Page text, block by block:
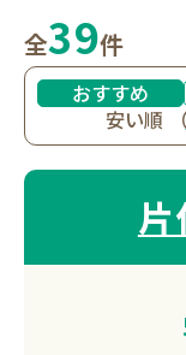
全39件
おすすめ
安い順
片